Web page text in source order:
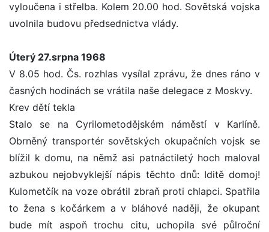
vyloučena i střelba. Kolem 20.00 hod. Sovětská vojska
uvolnila budovu předsednictva vlády.
Úterý 27.srpna 1968
V 8.05 hod. Čs. rozhlas vysílal zprávu, že dnes ráno v
časných hodinách se vrátila naše delegace z Moskvy.
Krev dětí tekla
Stalo se na Cyrilometodějském náměstí v Karlíně.
Obrněný transportér sovětských okupačních vojsk se
blížil k domu, na němž asi patnáctiletý hoch maloval
azbukou nejobvyklejší nápis těchto dnů: Iditě domoj!
Kulometčík na voze obrátil zbraň proti chlapci. Spatřila
to žena s kočárkem a v bláhové naději, že okupant
bude mít aspoň trochu citu, uchopila své půlroční